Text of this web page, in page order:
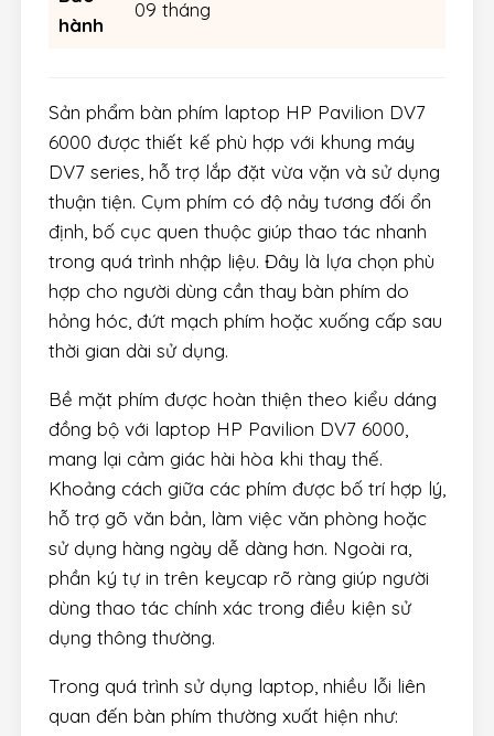
hành
09 tháng
Sản phẩm bàn phím laptop HP Pavilion DV7
6000 được thiết kế phù hợp với khung máy
DV7 series, hỗ trợ lắp đặt vừa vặn và sử dụng
thuận tiện. Cụm phím có độ nảy tương đối ổn
định, bố cục quen thuộc giúp thao tác nhanh
trong quá trình nhập liệu. Đây là lựa chọn phù
hợp cho người dùng cần thay bàn phím do
hỏng hóc, đứt mạch phím hoặc xuống cấp sau
thời gian dài sử dụng.
Bề mặt phím được hoàn thiện theo kiểu dáng
đồng bộ với laptop HP Pavilion DV7 6000,
mang lại cảm giác hài hòa khi thay thế.
Khoảng cách giữa các phím được bố trí hợp lý,
hỗ trợ gõ văn bản, làm việc văn phòng hoặc
sử dụng hàng ngày dễ dàng hơn. Ngoài ra,
phần ký tự in trên keycap rõ ràng giúp người
dùng thao tác chính xác trong điều kiện sử
dụng thông thường.
Trong quá trình sử dụng laptop, nhiều lỗi liên
quan đến bàn phím thường xuất hiện như: